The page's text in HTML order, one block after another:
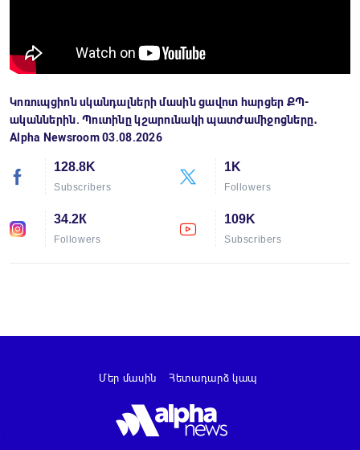
Կոռուպցիոն սկանդալների մասին ցավոտ հարցեր ՔՊ-
ականներին. Պուտինը կշարունակի պատժամիջոցները․
Alpha Newsroom 03.08.2026
128.8K
Subscribers
1K
Followers
34.2К
Followers
109K
Subscribers
Մեր մասին Հետադարձ կապ